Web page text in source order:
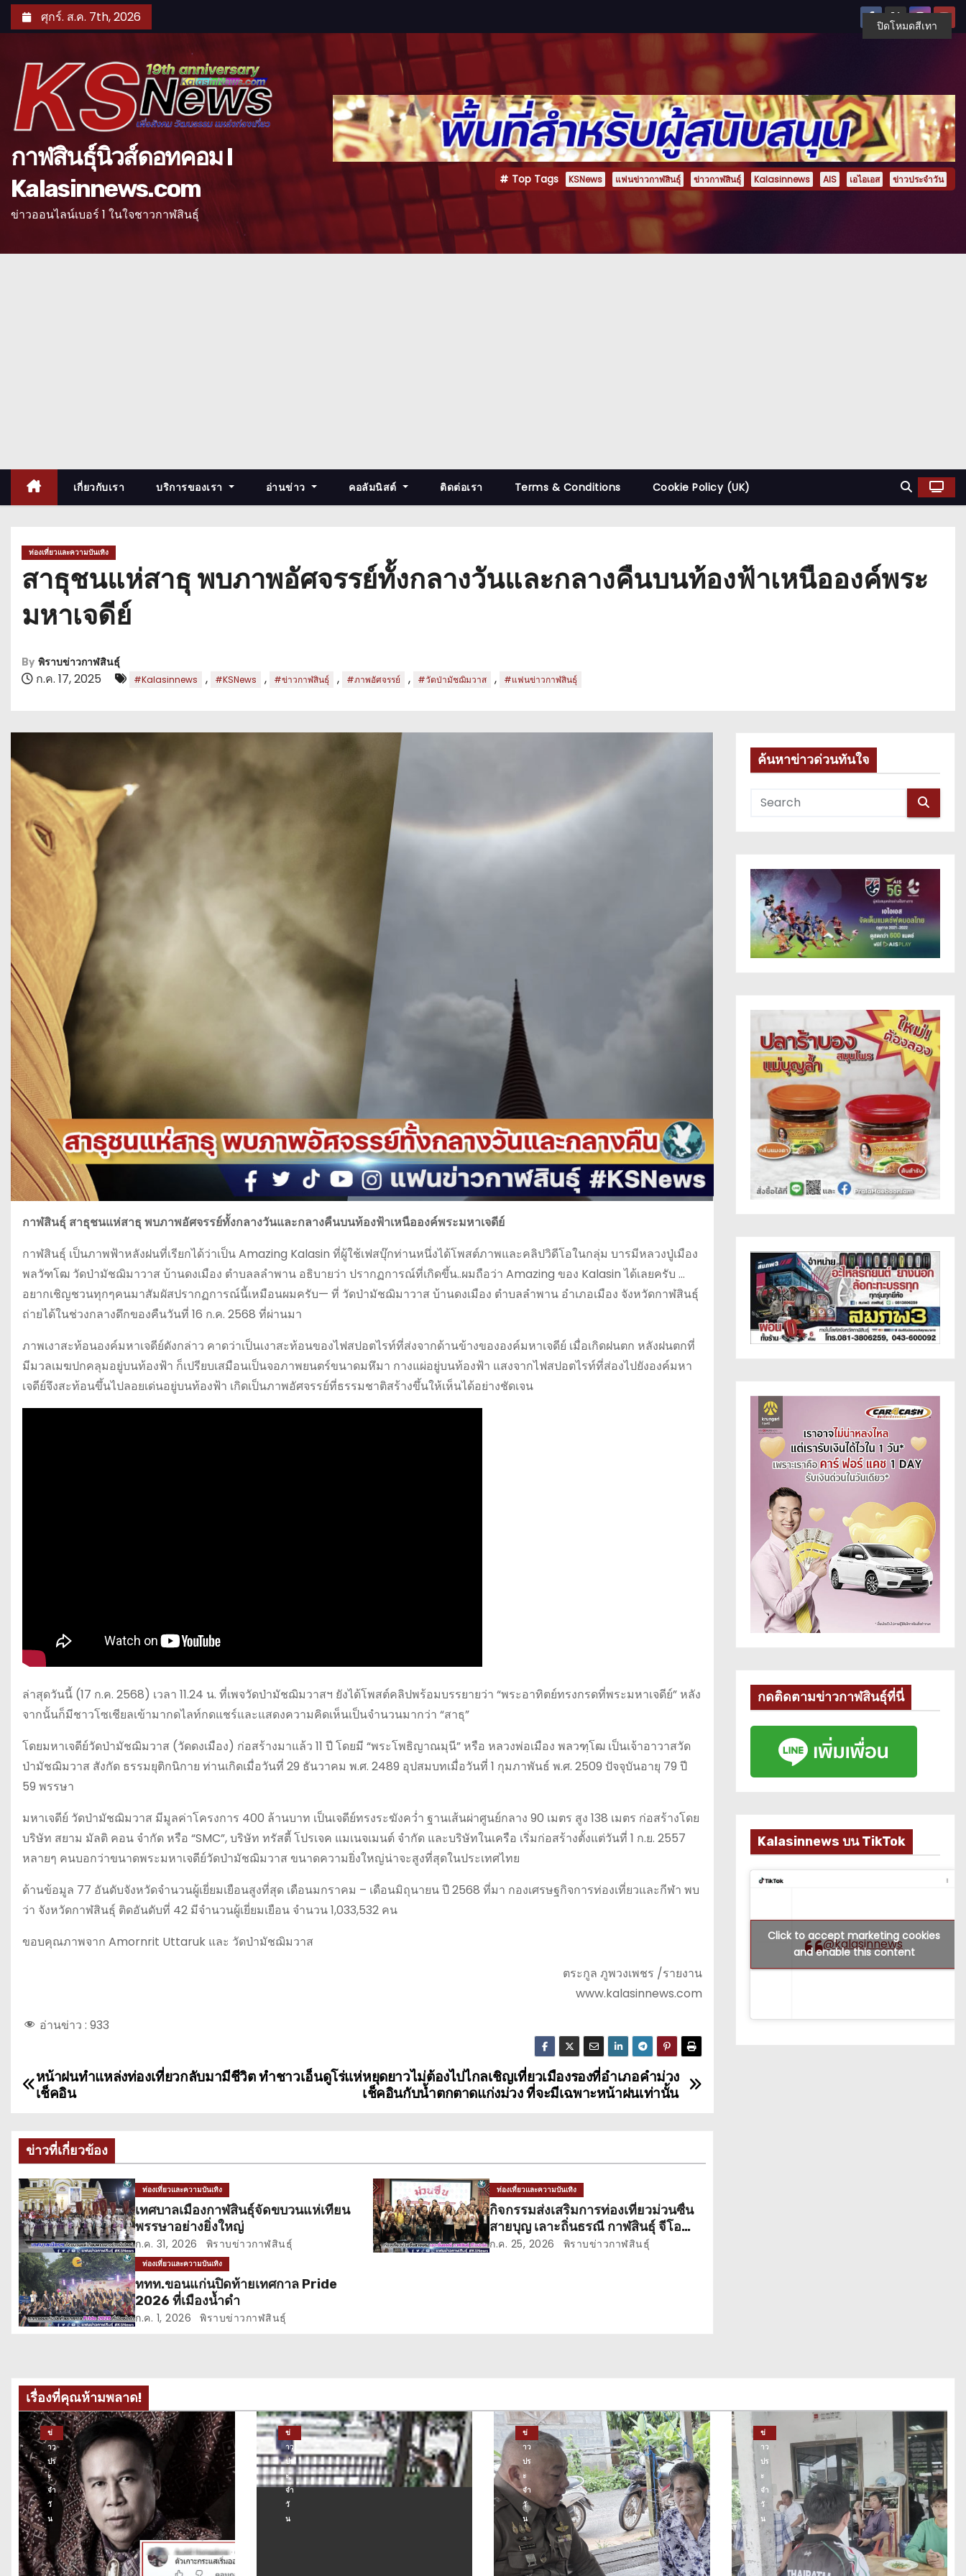
k
t
ศุกร์. ส.ค. 7th, 2026
กาฬสินธุ์นิวส์ดอทคอม l
Kalasinnews.com
ข่าวออนไลน์เบอร์ 1 ในใจชาวกาฬสินธุ์
Top Tags KSNews แฟนข่าวกาฬสินธุ์ ข่าวกาฬสินธุ์ Kalasinnews AIS เอไอเอส ข่าวประจำวัน
เกี่ยวกับเรา บริการของเรา อ่านข่าว คอลัมนิสต์ ติดต่อเรา Terms & Conditions Cookie Policy (UK)
ท่องเที่ยวและความบันเทิง
สาธุชนแห่สาธุ พบภาพอัศจรรย์ทั้งกลางวันและกลางคืนบนท้องฟ้าเหนือองค์พระ
มหาเจดีย์
By พิราบข่าวกาฬสินธุ์
ก.ค. 17, 2025 #Kalasinnews , #KSNews , #ข่าวกาฬสินธุ์ , #ภาพอัศจรรย์ , #วัดป่ามัชฌิมวาส , #แฟนข่าวกาฬสินธุ์
กาฬสินธุ์ สาธุชนแห่สาธุ พบภาพอัศจรรย์ทั้งกลางวันและกลางคืนบนท้องฟ้าเหนือองค์พระมหาเจดีย์
กาฬสินธุ์ เป็นภาพฟ้าหลังฝนที่เรียกได้ว่าเป็น Amazing Kalasin ที่ผู้ใช้เฟสบุ๊กท่านหนึ่งได้โพสต์ภาพและคลิปวิดีโอในกลุ่ม บารมีหลวงปู่เมือง
พลวัฑโฒ วัดป่ามัชฌิมาวาส บ้านดงเมือง ตำบลลลำพาน อธิบายว่า ปรากฏการณ์ที่เกิดขึ้น..ผมถือว่า Amazing ของ Kalasin ได้เลยครับ …
อยากเชิญชวนทุกๆคนมาสัมผัสปรากฏการณ์นี้เหมือนผมครับ— ที่ วัดป่ามัชฌิมาวาส บ้านดงเมือง ตำบลลำพาน อำเภอเมือง จังหวัดกาฬสินธุ์
ถ่ายได้ในช่วงกลางดึกของคืนวันที่ 16 ก.ค. 2568 ที่ผ่านมา
ภาพเงาสะท้อนองค์มหาเจดีย์ดังกล่าว คาดว่าเป็นเงาสะท้อนของไฟสปอตไรท์ที่ส่งจากด้านข้างขององค์มหาเจดีย์ เมื่อเกิดฝนตก หลังฝนตกที่
มีมวลเมฆปกคลุมอยู่บนท้องฟ้า ก็เปรียบเสมือนเป็นจอภาพยนตร์ขนาดมหึมา กางแผ่อยู่บนท้องฟ้า แสงจากไฟสปอตไรท์ที่ส่องไปยังองค์มหา
เจดีย์จึงสะท้อนขึ้นไปลอยเด่นอยู่บนท้องฟ้า เกิดเป็นภาพอัศจรรย์ที่ธรรมชาติสร้างขึ้นให้เห็นได้อย่างชัดเจน
ล่าสุดวันนี้ (17 ก.ค. 2568) เวลา 11.24 น. ที่เพจวัดป่ามัชฌิมวาสฯ ยังได้โพสต์คลิปพร้อมบรรยายว่า “พระอาทิตย์ทรงกรดที่พระมหาเจดีย์” หลัง
จากนั้นก็มีชาวโซเชียลเข้ามากดไลท์กดแชร์และแสดงความคิดเห็นเป็นจำนวนมากว่า “สาธุ”
โดยมหาเจดีย์วัดป่ามัชฌิมวาส (วัดดงเมือง) ก่อสร้างมาแล้ว 11 ปี โดยมี “พระโพธิญาณมุนี” หรือ หลวงพ่อเมือง พลวฑฺโฒ เป็นเจ้าอาวาสวัด
ป่ามัชฌิมวาส สังกัด ธรรมยุติกนิกาย ท่านเกิดเมื่อวันที่ 29 ธันวาคม พ.ศ. 2489 อุปสมบทเมื่อวันที่ 1 กุมภาพันธ์ พ.ศ. 2509 ปัจจุบันอายุ 79 ปี
59 พรรษา
มหาเจดีย์ วัดป่ามัชฌิมวาส มีมูลค่าโครงการ 400 ล้านบาท เป็นเจดีย์ทรงระฆังคว่ำ ฐานเส้นผ่าศูนย์กลาง 90 เมตร สูง 138 เมตร ก่อสร้างโดย
บริษัท สยาม มัลติ คอน จำกัด หรือ “SMC”, บริษัท ทรัสตี้ โปรเจค แมเนจเมนต์ จำกัด และบริษัทในเครือ เริ่มก่อสร้างตั้งแต่วันที่ 1 ก.ย. 2557
หลายๆ คนบอกว่าขนาดพระมหาเจดีย์วัดป่ามัชฌิมวาส ขนาดความยิ่งใหญ่น่าจะสูงที่สุดในประเทศไทย
ด้านข้อมูล 77 อันดับจังหวัดจำนวนผู้เยี่ยมเยือนสูงที่สุด เดือนมกราคม – เดือนมิถุนายน ปี 2568 ที่มา กองเศรษฐกิจการท่องเที่ยวและกีฬา พบ
ว่า จังหวัดกาฬสินธุ์ ติดอันดับที่ 42 มีจำนวนผู้เยี่ยมเยือน จำนวน 1,033,532 คน
ขอบคุณภาพจาก Amornrit Uttaruk และ วัดป่ามัชฌิมวาส
ตระกูล ภูพวงเพชร /รายงาน
www.kalasinnews.com
อ่านข่าว : 933
แ
ะ
แ
น
ว
เ
รื่
อ
หยุดยาวไม่ต้องไปไกลเชิญเที่ยวเมืองรองที่อำเภอคำม่วง
เช็คอินกับน้ำตกตาดแก่งม่วง ที่จะมีเฉพาะหน้าฝนเท่านั้น
หน้าฝนทำแหล่งท่องเที่ยวกลับมามีชีวิต ทำชาวเอ็นดูโร่แห่
เช็คอิน
ข่าวที่เกี่ยวข้อง
ท่องเที่ยวและความบันเทิง
เทศบาลเมืองกาฬสินธุ์จัดขบวนแห่เทียน
พรรษาอย่างยิ่งใหญ่
ก.ค. 31, 2026 พิราบข่าวกาฬสินธุ์
ท่องเที่ยวและความบันเทิง
กิจกรรมส่งเสริมการท่องเที่ยวม่วนซื่น
สายบุญ เลาะถิ่นธรณี กาฬสินธุ์ จีโอ
ปาร์ค
ก.ค. 25, 2026 พิราบข่าวกาฬสินธุ์
ท่องเที่ยวและความบันเทิง
ททท.ขอนแก่นปิดท้ายเทศกาล Pride
2026 ที่เมืองน้ำดำ
ก.ค. 1, 2026 พิราบข่าวกาฬสินธุ์
ค้นหาข่าวด่วนทันใจ
กดติดตามข่าวกาฬสินธุ์ที่นี่
Kalasinnews บน TikTok
@kalasinnews
Click to accept marketing cookies
and enable this content
เรื่องที่คุณห้ามพลาด!
ข่
าว
ปร
ะ
จำ
วั
น
ข่
าว
ปร
ะ
จำ
วั
น
ข่
าว
ปร
ะ
จำ
วั
น
ข่
าว
ปร
ะ
จำ
วั
น
ปิดโหมดสีเทา